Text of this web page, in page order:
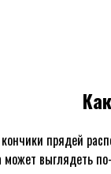
прядей
может выглядеть